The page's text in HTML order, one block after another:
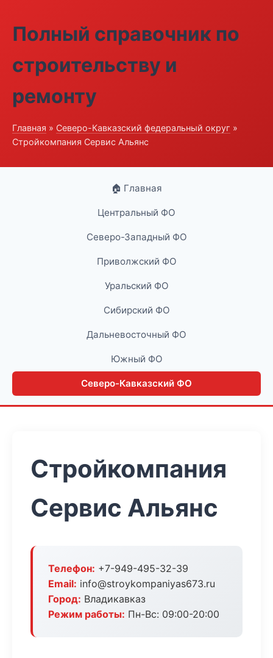
Полный справочник по
строительству и
ремонту
Главная » Северо-Кавказский федеральный округ »
Стройкомпания Сервис Альянс
🏠 Главная
Центральный ФО
Северо-Западный ФО
Приволжский ФО
Уральский ФО
Сибирский ФО
Дальневосточный ФО
Южный ФО
Северо-Кавказский ФО
Стройкомпания
Сервис Альянс
Телефон: +7-949-495-32-39
Email: info@stroykompaniyas673.ru
Город: Владикавказ
Режим работы: Пн-Вс: 09:00-20:00